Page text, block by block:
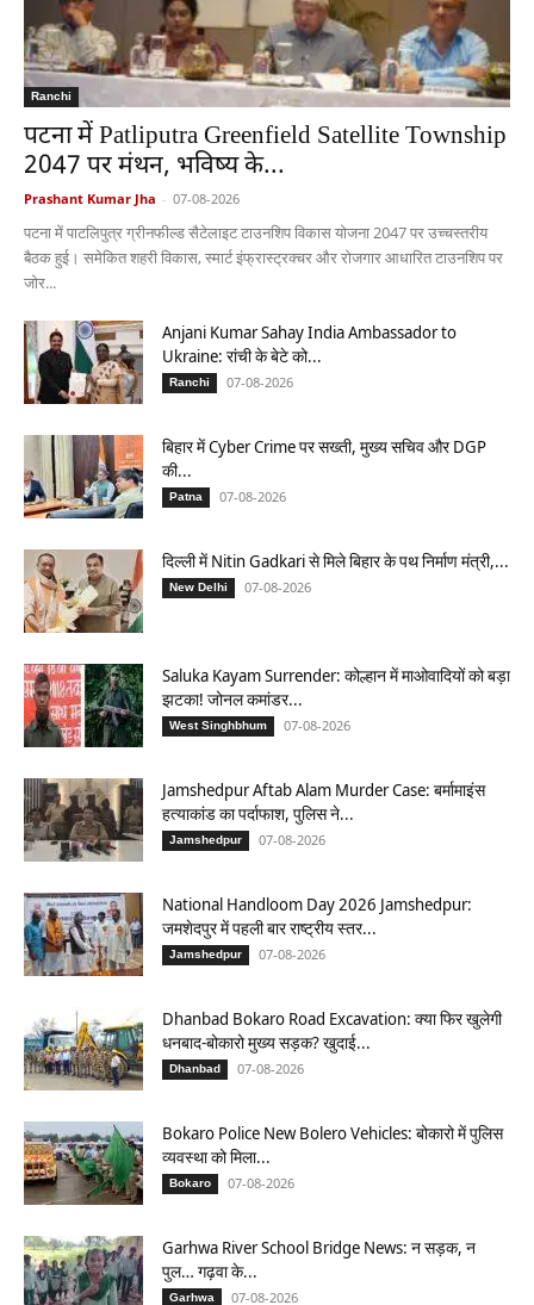
Ranchi
पटना में Patliputra Greenfield Satellite Township
2047 पर मंथन, भविष्य के...
Prashant Kumar Jha - 07-08-2026
पटना में पाटलिपुत्र ग्रीनफील्ड सैटेलाइट टाउनशिप विकास योजना 2047 पर उच्चस्तरीय
बैठक हुई। समेकित शहरी विकास, स्मार्ट इंफ्रास्ट्रक्चर और रोजगार आधारित टाउनशिप पर
जोर...
Anjani Kumar Sahay India Ambassador to
Ukraine: रांची के बेटे को...
Ranchi 07-08-2026
बिहार में Cyber Crime पर सख्ती, मुख्य सचिव और DGP
की...
Patna 07-08-2026
दिल्ली में Nitin Gadkari से मिले बिहार के पथ निर्माण मंत्री,...
New Delhi 07-08-2026
Saluka Kayam Surrender: कोल्हान में माओवादियों को बड़ा
झटका! जोनल कमांडर...
West Singhbhum 07-08-2026
Jamshedpur Aftab Alam Murder Case: बर्मामाइंस
हत्याकांड का पर्दाफाश, पुलिस ने...
Jamshedpur 07-08-2026
National Handloom Day 2026 Jamshedpur:
जमशेदपुर में पहली बार राष्ट्रीय स्तर...
Jamshedpur 07-08-2026
Dhanbad Bokaro Road Excavation: क्या फिर खुलेगी
धनबाद-बोकारो मुख्य सड़क? खुदाई...
Dhanbad 07-08-2026
Bokaro Police New Bolero Vehicles: बोकारो में पुलिस
व्यवस्था को मिला...
Bokaro 07-08-2026
Garhwa River School Bridge News: न सड़क, न
पुल… गढ़वा के...
Garhwa 07-08-2026